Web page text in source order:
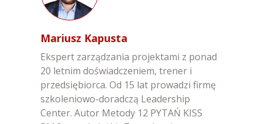
Mariusz Kapusta
Ekspert zarządzania projektami z ponad
20 letnim doświadczeniem, trener i
przedsiębiorca. Od 15 lat prowadzi firmę
szkoleniowo-doradczą Leadership
Center. Autor Metody 12 PYTAŃ KISS